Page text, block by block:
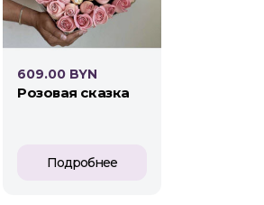
609.00 BYN
розовая сказка
Подробнее